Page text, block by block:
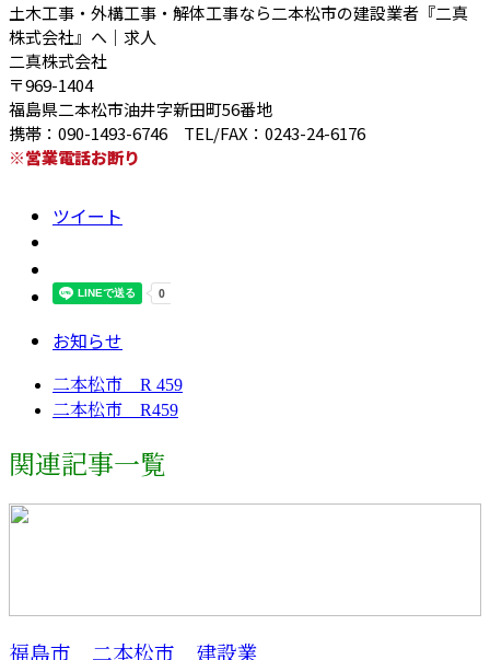
土木工事・外構工事・解体工事なら二本松市の建設業者『二真
株式会社』へ｜求人
二真株式会社
〒969-1404
福島県二本松市油井字新田町56番地
携帯：090-1493-6746 TEL/FAX：0243-24-6176
※営業電話お断り
ツイート
お知らせ
二本松市 R 459
二本松市 R459
関連記事一覧
福島市 二本松市 建設業